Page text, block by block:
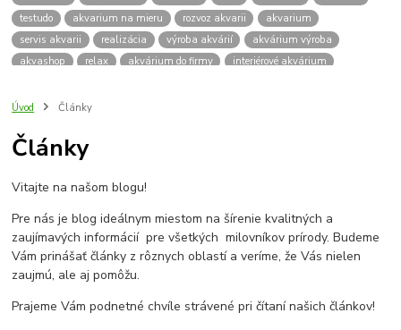
testudo
akvarium na mieru rozvoz akvarii
akvarium
servis akvarii
realizácia výroba akvárií
akvárium výroba
akvashop
relax akvárium do firmy
interiérové akvárium
insektárium
skrinka
podstavec
Testudo horsfieldii
Korytnačka stepná
zriaďovanie terária
terárium pre suchozemskú korytnačku
želva
korytnačky
Bratislava
vyroba akvarii akvarium dovoz
rozvoz akvarií
záruka na akvárium
Úvod Články
Články
Vitajte na našom blogu!
Pre nás je blog ideálnym miestom na šírenie kvalitných a
zaujímavých informácií pre všetkých milovníkov prírody. Budeme
Vám prinášať články z rôznych oblastí a veríme, že Vás nielen
zaujmú, ale aj pomôžu.
Prajeme Vám podnetné chvíle strávené pri čítaní našich článkov!